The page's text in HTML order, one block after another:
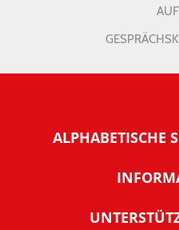
ALPHABETISCHE
Warum